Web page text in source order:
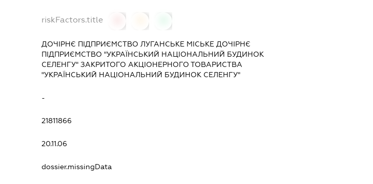
riskFactors.title
ДОЧІРНЄ ПІДПРИЄМСТВО ЛУГАНСЬКЕ МІСЬКЕ ДОЧІРНЄ
ПІДПРИЄМСТВО "УКРАЇНСЬКИЙ НАЦІОНАЛЬНИЙ БУДИНОК
СЕЛЕНГУ" ЗАКРИТОГО АКЦІОНЕРНОГО ТОВАРИСТВА
"УКРАЇНСЬКИЙ НАЦІОНАЛЬНИЙ БУДИНОК СЕЛЕНГУ"
-
21811866
20.11.06
dossier.missingData